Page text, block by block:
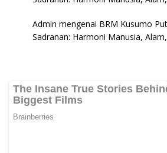
Admin mengenai BRM Kusumo
Sadranan: Harmoni Manusia,